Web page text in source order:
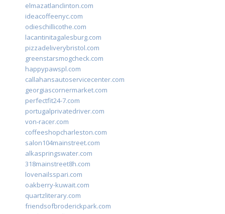
elmazatlanclinton.com
ideacoffeenyc.com
odieschillicothe.com
lacantinitagalesburg.com
pizzadeliverybristol.com
greenstarsmogcheck.com
happypawspl.com
callahansautoservicecenter.com
georgiascornermarket.com
perfectfit24-7.com
portugalprivatedriver.com
von-racer.com
coffeeshopcharleston.com
salon104mainstreet.com
alkaspringswater.com
318mainstreet8h.com
lovenailsspari.com
oakberry-kuwait.com
quartzliterary.com
friendsofbroderickpark.com